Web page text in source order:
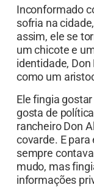
Inconformado
sofria na
assim, ele se
um chicote e
identidade,
como um
Ele fingia
gosta de
rancheiro Don
covarde. E
sempre
mudo, mas
informações